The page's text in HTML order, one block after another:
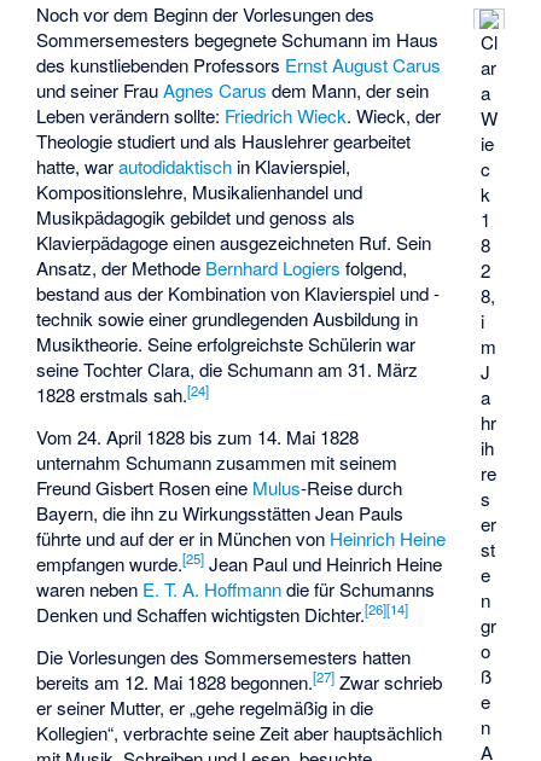
Cl
ar
a
W
ie
c
k
1
8
2
8,
i
m
J
a
hr
ih
re
s
er
st
e
n
gr
o
ß
e
n
A
Noch vor dem Beginn der Vorlesungen des
Sommersemesters begegnete Schumann im Haus
des kunstliebenden Professors Ernst August Carus
und seiner FrauAgnes Carus dem Mann, der sein
Leben verändern sollte: Friedrich Wieck. Wieck, der
Theologie studiert und als Hauslehrer gearbeitet
hatte, warautodidaktisch in Klavierspiel,
Kompositionslehre, Musikalienhandel und
Musikpädagogik gebildet und genoss als
Klavierpädagoge einen ausgezeichneten Ruf. Sein
Ansatz, der Methode Bernhard Logiers folgend,
bestand aus der Kombination von Klavierspiel und -
technik sowie einer grundlegenden Ausbildung in
Musiktheorie. Seine erfolgreichste Schülerin war
seine Tochter Clara, die Schumann am 31. März
1828 erstmals sah.[24]
Vom 24. April 1828 bis zum 14. Mai 1828
unternahm Schumann zusammen mit seinem
Freund Gisbert Rosen eine Mulus-Reise durch
Bayern, die ihn zu Wirkungsstätten Jean Pauls
führte und auf der er in München von Heinrich Heine
empfangen wurde.[25] Jean Paul und Heinrich Heine
waren neben E. T. A. Hoffmanndie für Schumanns
Denken und Schaffen wichtigsten Dichter.[26][14]
Die Vorlesungen des Sommersemesters hatten
bereits am 12. Mai 1828 begonnen.[27] Zwar schrieb
er seiner Mutter, er „gehe regelmäßig in die
Kollegien“, verbrachte seine Zeit aber hauptsächlich